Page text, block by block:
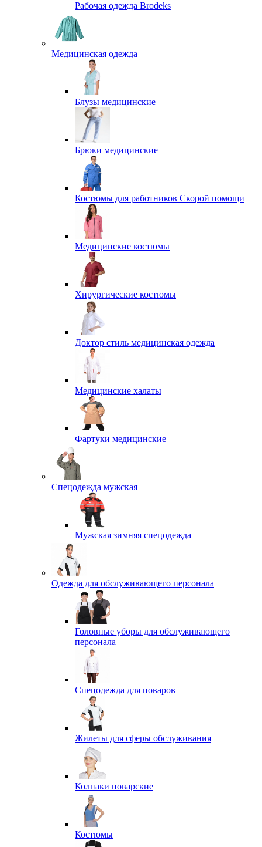
Рабочая одежда Brodeks
Медицинская одежда
Блузы медицинские
Брюки медицинские
Костюмы для работников Скорой помощи
Медицинские костюмы
Хирургические костюмы
Доктор стиль медицинская одежда
Медицинские халаты
Фартуки медицинские
Спецодежда мужская
Мужская зимняя спецодежда
Одежда для обслуживающего персонала
Головные уборы для обслуживающего
персонала
Спецодежда для поваров
Жилеты для сферы обслуживания
Колпаки поварские
Костюмы